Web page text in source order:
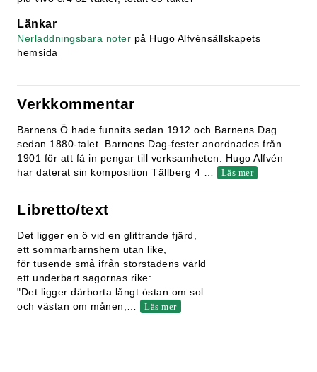
Länkar
Nerladdningsbara noter på Hugo Alfvénsällskapets
hemsida
Verkkommentar
Barnens Ö hade funnits sedan 1912 och Barnens Dag
sedan 1880-talet. Barnens Dag-fester anordnades från
1901 för att få in pengar till verksamheten. Hugo Alfvén
har daterat sin komposition Tällberg 4
Läs mer
Libretto/text
Det ligger en ö vid en glittrande fjärd,
ett sommarbarnshem utan like,
för tusende små ifrån storstadens värld
ett underbart sagornas rike:
"Det ligger därborta långt östan om sol
och västan om månen,
Läs mer